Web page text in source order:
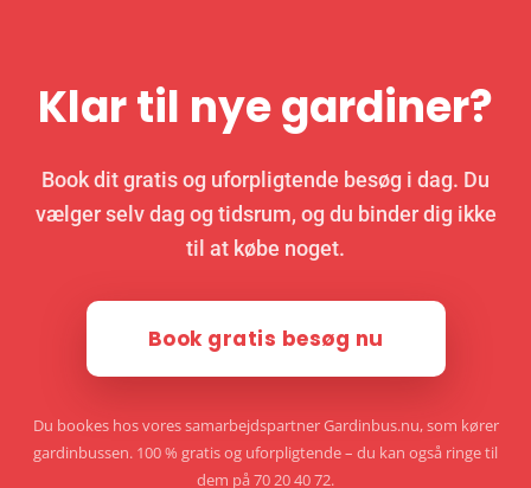
Klar til nye gardiner?
Book dit gratis og uforpligtende besøg i dag. Du
vælger selv dag og tidsrum, og du binder dig ikke
til at købe noget.
Book gratis besøg nu
Du bookes hos vores samarbejdspartner Gardinbus.nu, som kører
gardinbussen. 100 % gratis og uforpligtende – du kan også ringe til
dem på 70 20 40 72.